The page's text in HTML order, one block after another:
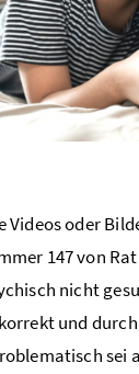
Videos oder
147 von
nicht
und
sei